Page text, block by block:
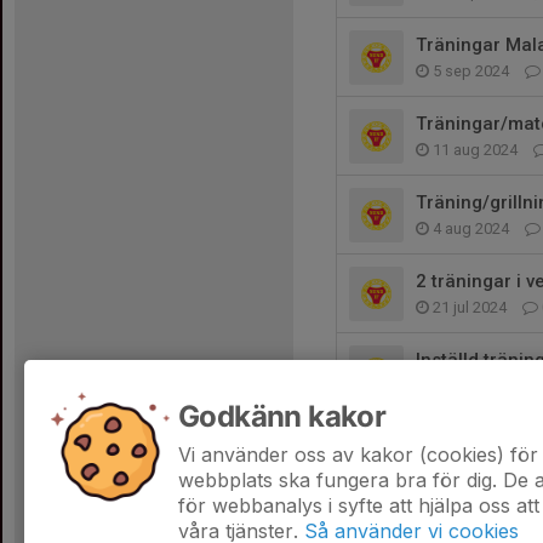
Träningar
5 sep 2024
Träningar/
11 aug 2024
Träning/
4 aug 2024
2 träningar i
21 jul 2024
Inställd
6 maj 2024
Godkänn kakor
Vi använder oss av kakor (cookies)
webbplats ska fungera bra för dig. De
för webbanalys i syfte att hjälpa oss
våra tjänster. Så använder vi cookies